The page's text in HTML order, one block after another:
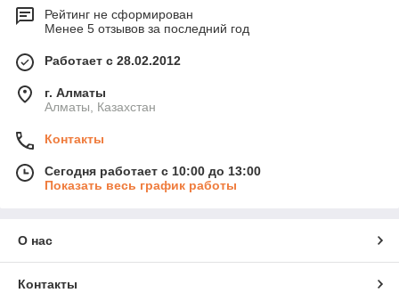
Рейтинг не сформирован
Менее 5 отзывов за последний год
Работает с 28.02.2012
г. Алматы
Алматы, Казахстан
Контакты
Сегодня работает с 10:00 до 13:00
Показать весь график работы
О нас
Контакты